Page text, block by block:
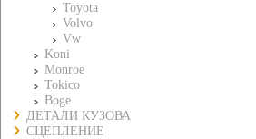
Toyota
Volvo
Vw
Koni
Monroe
Tokico
Boge
ДЕТАЛИ КУЗОВА
СЦЕПЛЕНИЕ